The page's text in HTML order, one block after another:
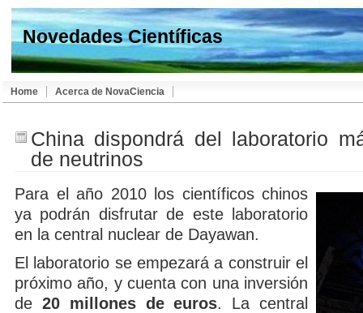
Novedades Científicas
Home Acerca de NovaCiencia
China dispondrá del laboratorio
de neutrinos
Para el año 2010 los científicos chinos
ya podrán disfrutar de este laboratorio
en la central nuclear de Dayawan.
El laboratorio se empezará a construir el
próximo año, y cuenta con una inversión
de 20 millones de euros. La central